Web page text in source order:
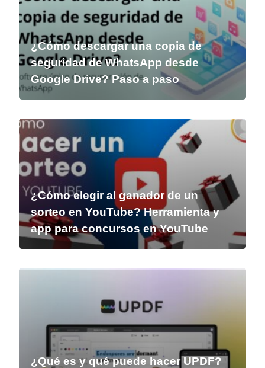
¿Cómo descargar una copia de
seguridad de WhatsApp desde
Google Drive? Paso a paso
¿Cómo elegir al ganador de un
sorteo en YouTube? Herramienta y
app para concursos en YouTube
¿Qué es y qué puede hacer UPDF?